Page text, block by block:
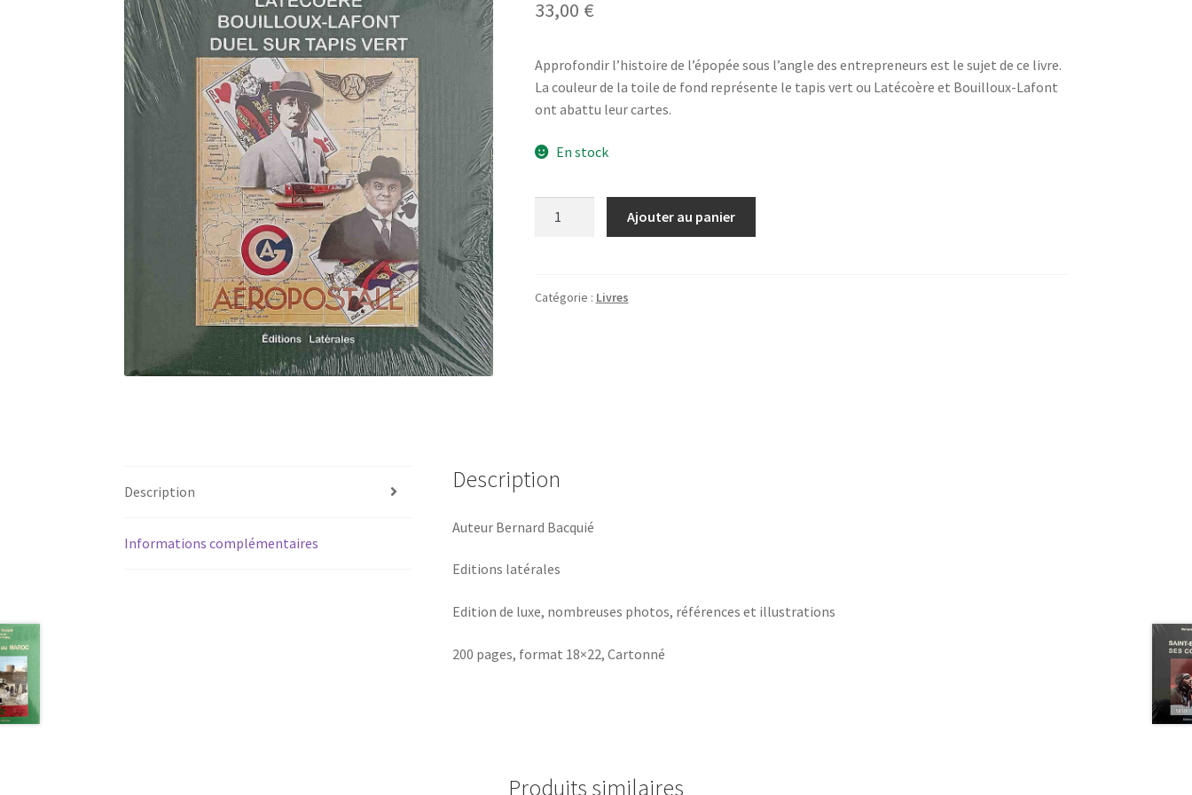
33,00 €
Approfondir l’histoire de l’épopée sous l’angle des entrepreneurs est le sujet de ce livre.
La couleur de la toile de fond représente le tapis vert ou Latécoère et Bouilloux-Lafont
ont abattu leur cartes.
En stock
Lafont
Ajouter au panier
Catégorie : Livres
Description
Informations complémentaires
Description
Auteur Bernard Bacquié
Editions latérales
Edition de luxe, nombreuses photos, références et illustrations
200 pages, format 18×22, Cartonné
Produits similaires